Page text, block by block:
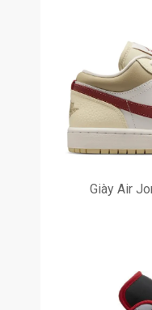
Giày Air